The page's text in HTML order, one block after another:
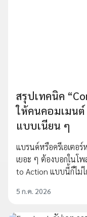
สรุปเทคนิค
ให้คนคอมเมนต์
แบบเนียน ๆ
แบรนด์หรือครีเอเตอ
เยอะ ๆ ต้องบอกในโ
to Action แบบนี้ก็ไม่ไ
5 ก.ค. 2026